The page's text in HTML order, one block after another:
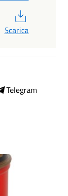
Scarica
Telegram